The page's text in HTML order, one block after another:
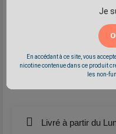
Je
En accédant à ce site, vous
nicotine contenue dans ce produit
les non-
Une saveur gourmande de
Elaboré en France par
Livré à partir du